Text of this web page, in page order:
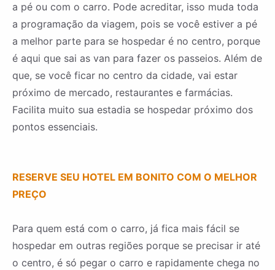
a pé ou com o carro. Pode acreditar, isso muda toda
a programação da viagem, pois se você estiver a pé
a melhor parte para se hospedar é no centro, porque
é aqui que sai as van para fazer os passeios. Além de
que, se você ficar no centro da cidade, vai estar
próximo de mercado, restaurantes e farmácias.
Facilita muito sua estadia se hospedar próximo dos
pontos essenciais.
RESERVE SEU HOTEL EM BONITO COM O MELHOR
PREÇO
Para quem está com o carro, já fica mais fácil se
hospedar em outras regiões porque se precisar ir até
o centro, é só pegar o carro e rapidamente chega no